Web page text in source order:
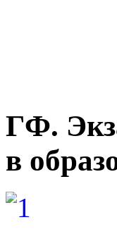
ГФ.
в